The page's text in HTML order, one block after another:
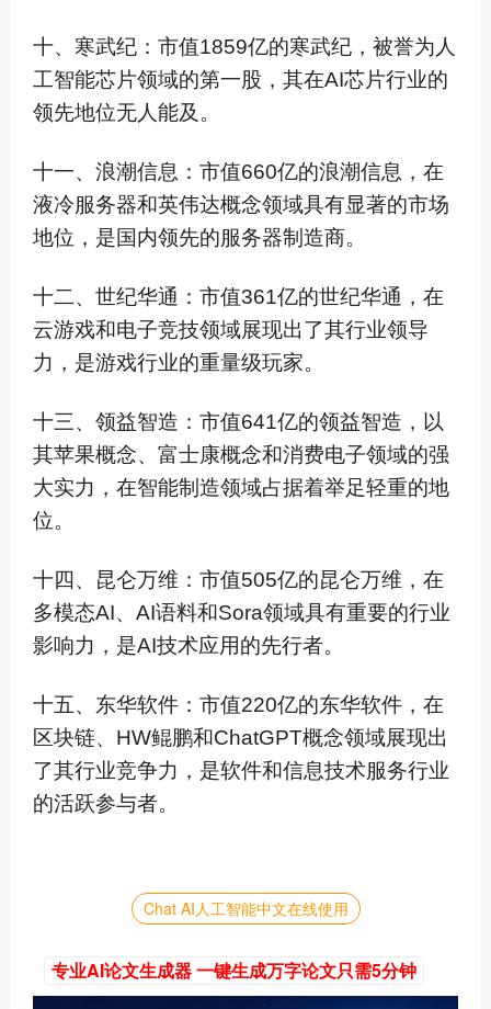
十、寒武纪：市值1859亿的寒武纪，被誉为人
工智能芯片领域的第一股，其在AI芯片行业的
领先地位无人能及。
十一、浪潮信息：市值660亿的浪潮信息，在
液冷服务器和英伟达概念领域具有显著的市场
地位，是国内领先的服务器制造商。
十二、世纪华通：市值361亿的世纪华通，在
云游戏和电子竞技领域展现出了其行业领导
力，是游戏行业的重量级玩家。
十三、领益智造：市值641亿的领益智造，以
其苹果概念、富士康概念和消费电子领域的强
大实力，在智能制造领域占据着举足轻重的地
位。
十四、昆仑万维：市值505亿的昆仑万维，在
多模态AI、AI语料和So­ra领域具有重要的行业
影响力，是AI技术应用的先行者。
十五、东华软件：市值220亿的东华软件，在
区块链、HW鲲鹏和Ch­a­t­G­PT概念领域展现出
了其行业竞争力，是软件和信息技术服务行业
的活跃参与者。
Chat AI人工智能中文在线使用
专业AI论文生成器 一键生成万字论文只需5分钟